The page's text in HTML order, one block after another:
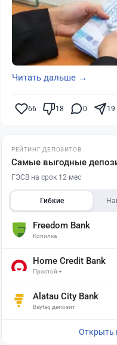
Читать дальше →
66 18 0 19
РЕЙТИНГ ДЕПОЗИТОВ
Самые выгодные
ГЭСВ на срок 12 мес
Гибкие
Freedom Bank
Копилка
Home Credit Bank
Простой +
Alatau City Bank
Baytaq депозит
Открыть